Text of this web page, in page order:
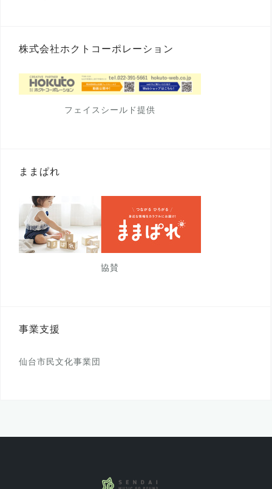
株式会社ホクトコーポレーション
フェイスシールド提供
ままぱれ
協賛
事業支援
仙台市民文化事業団